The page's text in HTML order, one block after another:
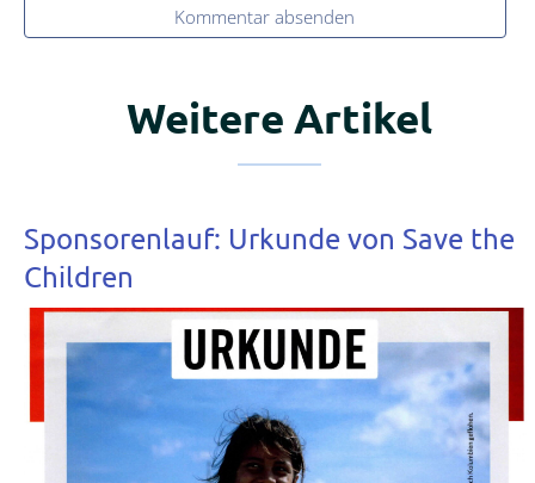
Kommentar absenden
Weitere Artikel
Sponsorenlauf: Urkunde von Save the
Children